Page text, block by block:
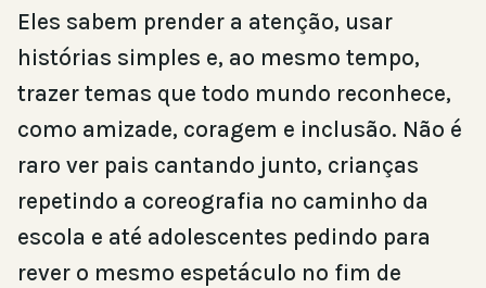
Eles sabem prender a atenção, usar
histórias simples e, ao mesmo tempo,
trazer temas que todo mundo reconhece,
como amizade, coragem e inclusão. Não é
raro ver pais cantando junto, crianças
repetindo a coreografia no caminho da
escola e até adolescentes pedindo para
rever o mesmo espetáculo no fim de